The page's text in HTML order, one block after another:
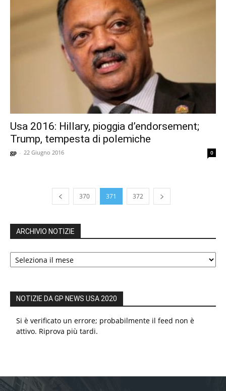
Usa 2016: Hillary, pioggia d’endorsement;
Trump, tempesta di polemiche
gp - 22 Giugno 2016 0
370 371 372
ARCHIVIO NOTIZIE
ARCHIVIO
NOTIZIE
NOTIZIE DA GP NEWS USA 2020
Si è verificato un errore; probabilmente il feed non è
attivo. Riprova più tardi.